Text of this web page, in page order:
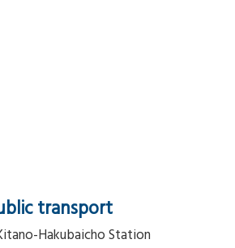
transport
Hakubaicho Station